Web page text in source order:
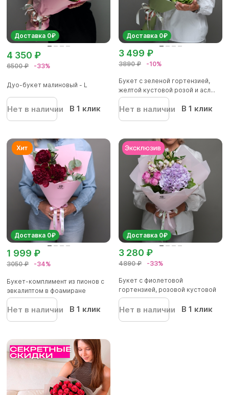
Доставка 0₽
6500 ₽ -33%
4 350 ₽
Дуо-букет малиновый - L
Нет в наличии В 1 клик
Доставка 0₽
3890 ₽ -10%
3 499 ₽
Букет с зеленой гортензией,
желтой кустовой розой и асл...
Нет в наличии В 1 клик
Доставка 0₽
3050 ₽ -34%
1 999 ₽
Букет-комплимент из пионов с
эвкалиптом в фоамиране
Нет в наличии В 1 клик
Доставка 0₽
4890 ₽ -33%
3 280 ₽
Букет с фиолетовой
гортензией, розовой кустовой
розой и...
Нет в наличии В 1 клик